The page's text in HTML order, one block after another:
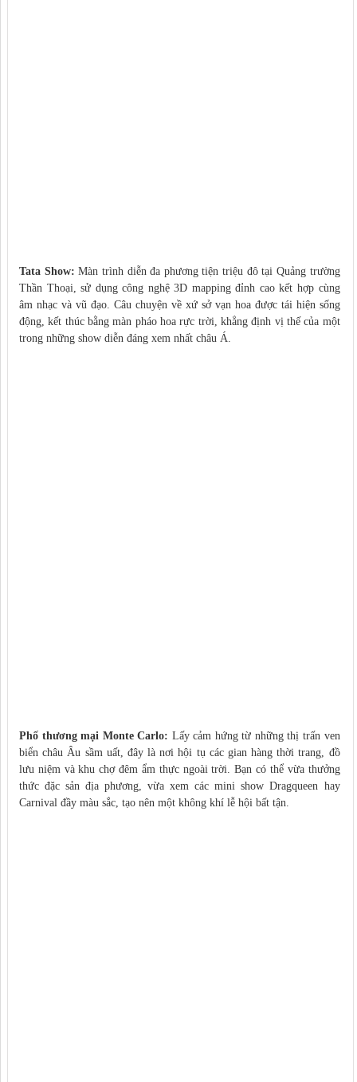
Tata Show: Màn trình diễn đa phương tiện triệu đô tại Quảng trường
Thần Thoại, sử dụng công nghệ 3D mapping đỉnh cao kết hợp cùng
âm nhạc và vũ đạo. Câu chuyện về xứ sở vạn hoa được tái hiện sống
động, kết thúc bằng màn pháo hoa rực trời, khẳng định vị thế của một
trong những show diễn đáng xem nhất châu Á.
Phố thương mại Monte Carlo: Lấy cảm hứng từ những thị trấn ven
biển châu Âu sầm uất, đây là nơi hội tụ các gian hàng thời trang, đồ
lưu niệm và khu chợ đêm ẩm thực ngoài trời. Bạn có thể vừa thưởng
thức đặc sản địa phương, vừa xem các mini show Dragqueen hay
Carnival đầy màu sắc, tạo nên một không khí lễ hội bất tận.